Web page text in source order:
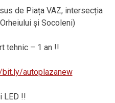
de Piața VAZ, intersecția
și Socoleni)
tehnic – 1 an !!
bit.ly/autoplazanew
LED !!